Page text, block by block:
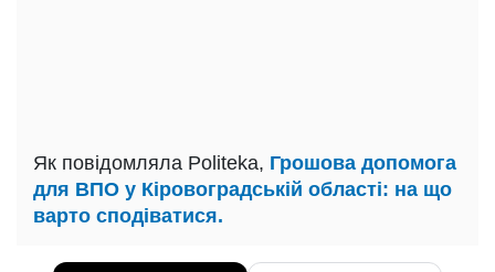
Як повідомляла Politeka, Грошова допомога
для ВПО у Кіровоградській області: на що
варто сподіватися.